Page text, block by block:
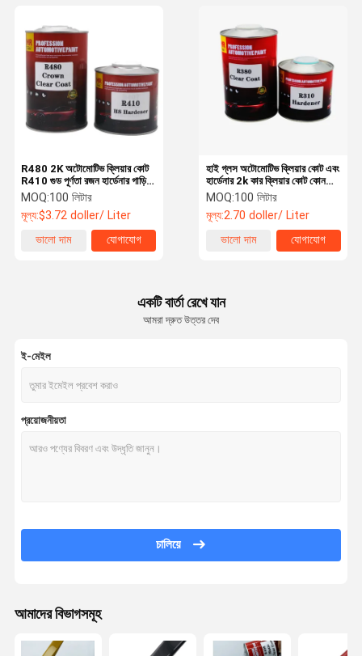
R480 2K অটোমোটিভ ক্লিয়ার কোট
R410 গুড পূর্ণতা রজন হার্ডেনার গাড়ি
পেইন্ট
MOQ:100 লিটার
মূল্য:$3.72 doller/ Liter
ভালো দাম
যোগাযোগ
হাই গ্লস অটোমোটিভ ক্লিয়ার কোট এবং
হার্ডেনার 2k কার ক্লিয়ার কোট কোন
সঙ্কুচিত
MOQ:100 লিটার
মূল্য:2.70 doller/ Liter
ভালো দাম
যোগাযোগ
একটি বার্তা রেখে যান
আমরা দ্রুত উত্তর দেব
ই-মেইল
প্রয়োজনীয়তা
চালিয়ে
আমাদের বিভাগসমূহ